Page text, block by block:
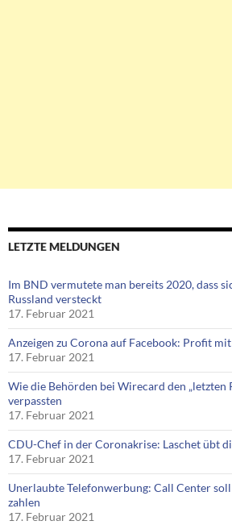
LETZTE MELDUNGEN
Im BND vermutete man bereits 2020, dass
Russland versteckt
17. Februar 2021
Anzeigen zu Corona auf Facebook: Profit
17. Februar 2021
Wie die Behörden bei Wirecard den „letzten
verpassten
17. Februar 2021
CDU-Chef in der Coronakrise: Laschet übt
17. Februar 2021
Unerlaubte Telefonwerbung: Call Center
zahlen
17. Februar 2021